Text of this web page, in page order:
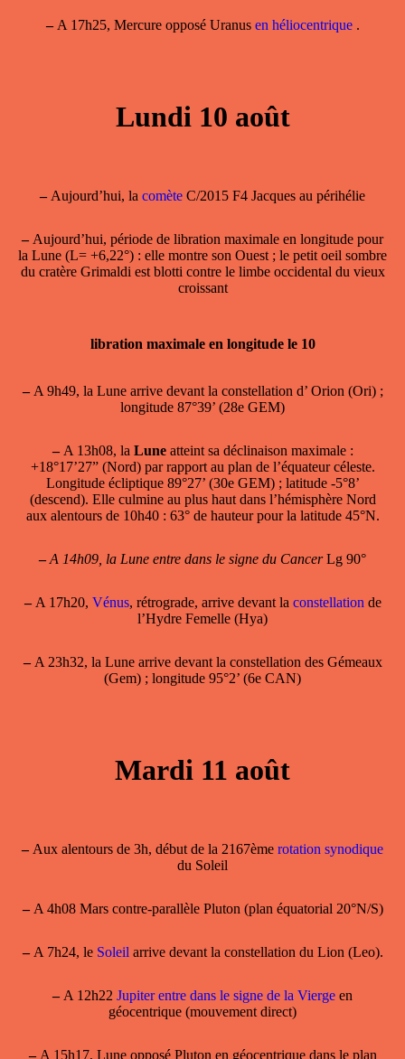
–A 17h25, Mercure opposé Uranus en héliocentrique .
Lundi 10 août
–Aujourd’hui, la comète C/2015 F4 Jacques au périhélie
–Aujourd’hui, période de libration maximale en longitude pour
la Lune (L= +6,22°) : elle montre son Ouest ; le petit oeil sombre
du cratère Grimaldi est blotti contre le limbe occidental du vieux
croissant
libration maximale en longitude le 10
–A 9h49, la Lune arrive devant la constellation d’ Orion (Ori) ;
longitude 87°39’ (28e GEM)
–A 13h08, la Luneatteint sa déclinaison maximale:
+18°17’27” (Nord) par rapport au plan de l’équateur céleste.
Longitude écliptique 89°27’ (30e GEM) ; latitude -5°8’
(descend). Elle culmine au plus haut dans l’hémisphère Nord
aux alentours de 10h40 : 63° de hauteur pour la latitude 45°N.
– A 14h09, la Lune entre dans le signe du CancerLg 90°
–A 17h20, Vénus, rétrograde, arrive devant la constellation de
l’Hydre Femelle (Hya)
–A 23h32, la Lune arrive devant la constellation des Gémeaux
(Gem) ; longitude 95°2’ (6e CAN)
Mardi 11 août
–Aux alentours de 3h, début de la 2167ème rotation synodique
du Soleil
–A 4h08 Mars contre-parallèle Pluton (plan équatorial 20°N/S)
–A 7h24, le Soleil arrive devant la constellation du Lion (Leo).
–A 12h22 Jupiter entre dans le signe de la Vierge en
géocentrique (mouvement direct)
–A 15h17, Lune opposé Pluton en géocentrique dans le plan